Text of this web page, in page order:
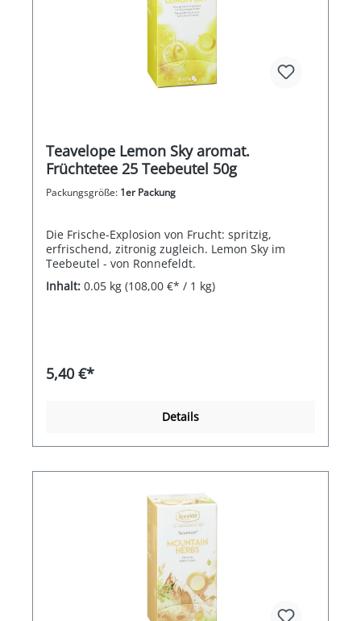
Teavelope Lemon Sky aromat.
Früchtetee 25 Teebeutel 50g
Packungsgröße: 1er Packung
Die Frische-Explosion von Frucht: spritzig,
erfrischend, zitronig zugleich. Lemon Sky im
Teebeutel - von Ronnefeldt.
Inhalt: 0.05 kg (108,00 €* / 1 kg)
5,40 €*
Details